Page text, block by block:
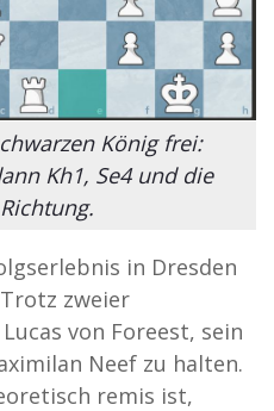
König frei:
Kh1, Se4 und die
in Dresden
zweier
von Foreest, sein
Neef zu halten.
remis ist,